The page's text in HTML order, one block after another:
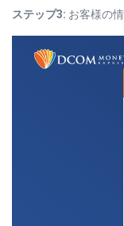
ステップ3: お客様の